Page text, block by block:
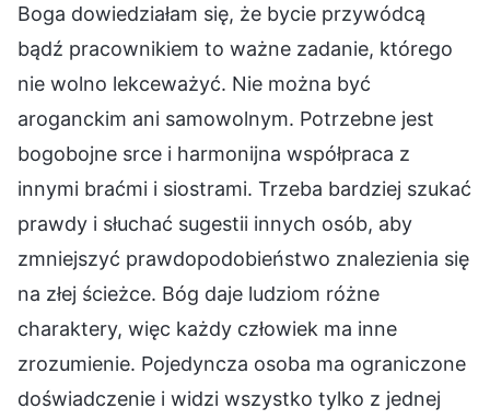
Boga dowiedziałam się, że bycie przywódcą
bądź pracownikiem to ważne zadanie, którego
nie wolno lekceważyć. Nie można być
aroganckim ani samowolnym. Potrzebne jest
bogobojne srce i harmonijna współpraca z
innymi braćmi i siostrami. Trzeba bardziej szukać
prawdy i słuchać sugestii innych osób, aby
zmniejszyć prawdopodobieństwo znalezienia się
na złej ścieżce. Bóg daje ludziom różne
charaktery, więc każdy człowiek ma inne
zrozumienie. Pojedyncza osoba ma ograniczone
doświadczenie i widzi wszystko tylko z jednej